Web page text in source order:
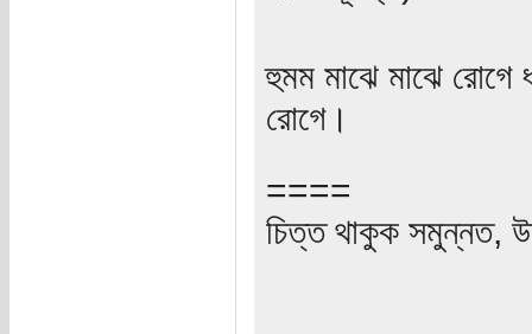
হুমম মাঝে মাঝে রোগে
রোগে।
====
চিত্ত থাকুক সমুন্নত,